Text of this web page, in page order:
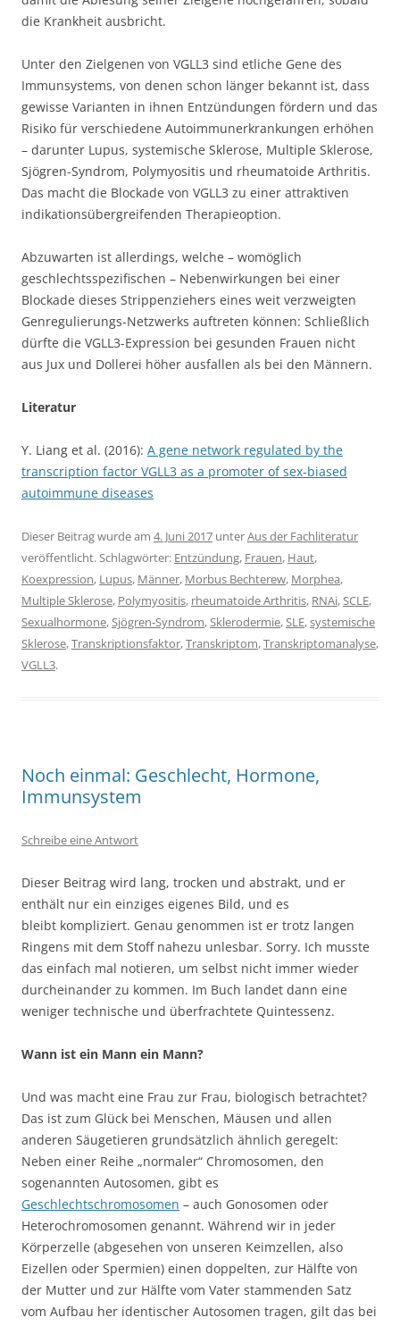
die Krankheit ausbricht.
Unter den Zielgenen von VGLL3 sind etliche Gene des
Immunsystems, von denen schon länger bekannt ist, dass
gewisse Varianten in ihnen Entzündungen fördern und das
Risiko für verschiedene Autoimmunerkrankungen erhöhen
– darunter Lupus, systemische Sklerose, Multiple Sklerose,
Sjögren-Syndrom, Polymyositis und rheumatoide Arthritis.
Das macht die Blockade von VGLL3 zu einer attraktiven
indikationsübergreifenden Therapieoption.
Abzuwarten ist allerdings, welche – womöglich
geschlechtsspezifischen – Nebenwirkungen bei einer
Blockade dieses Strippenziehers eines weit verzweigten
Genregulierungs-Netzwerks auftreten können: Schließlich
dürfte die VGLL3-Expression bei gesunden Frauen nicht
aus Jux und Dollerei höher ausfallen als bei den Männern.
Literatur
Y. Liang et al. (2016): A gene network regulated by the
transcription factor VGLL3 as a promoter of sex-biased
autoimmune diseases
Dieser Beitrag wurde am 4. Juni 2017 unterAus der Fachliteratur
veröffentlicht. Schlagwörter: Entzündung, Frauen, Haut,
Koexpression, Lupus, Männer, Morbus Bechterew, Morphea,
Multiple Sklerose, Polymyositis, rheumatoide Arthritis, RNAi,SCLE,
Sexualhormone,Sjögren-Syndrom,Sklerodermie,SLE,systemische
Sklerose,Transkriptionsfaktor,Transkriptom,Transkriptomanalyse,
VGLL3.
Noch einmal: Geschlecht, Hormone,
Immunsystem
Schreibe eine Antwort
Dieser Beitrag wird lang, trocken und abstrakt, und er
enthält nur ein einziges eigenes Bild, und es
bleibt kompliziert. Genau genommen ist er trotz langen
Ringens mit dem Stoff nahezu unlesbar. Sorry. Ich musste
das einfach mal notieren, um selbst nicht immer wieder
durcheinander zu kommen. Im Buch landet dann eine
weniger technische und überfrachtete Quintessenz.
Wann ist ein Mann ein Mann?
Und was macht eine Frau zur Frau, biologisch betrachtet?
Das ist zum Glück bei Menschen, Mäusen und allen
anderen Säugetieren grundsätzlich ähnlich geregelt:
Neben einer Reihe „normaler“ Chromosomen, den
sogenannten Autosomen, gibt es
Geschlechtschromosomen – auch Gonosomen oder
Heterochromosomen genannt. Während wir in jeder
Körperzelle (abgesehen von unseren Keimzellen, also
Eizellen oder Spermien) einen doppelten, zur Hälfte von
der Mutter und zur Hälfte vom Vater stammenden Satz
vom Aufbau her identischer Autosomen tragen, gilt das bei